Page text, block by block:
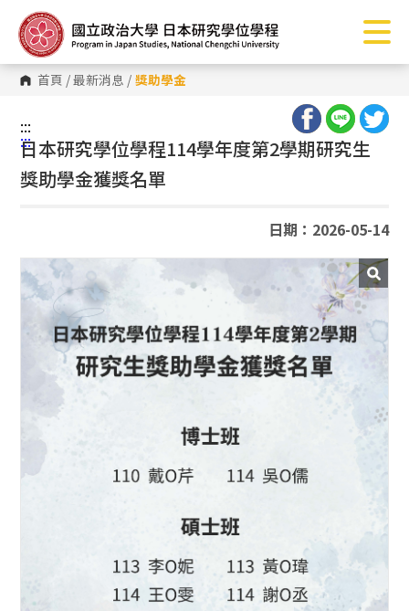
到
主
要
內
容 首頁 /最新消息 / 獎助學金
:::
:::
日本研究學位學程114學年度第2學期研究生
獎助學金獲獎名單
日期：2026-05-14